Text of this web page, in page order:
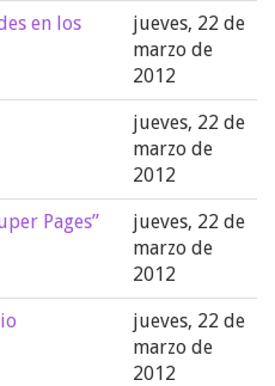
en los
jueves, 22 de
marzo de
2012
jueves, 22 de
marzo de
2012
Pages”
jueves, 22 de
marzo de
2012
jueves, 22 de
marzo de
2012